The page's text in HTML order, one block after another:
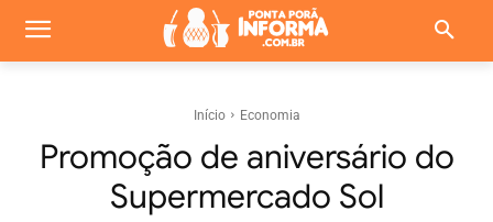
Início Economia
Promoção de aniversário do
Supermercado Sol